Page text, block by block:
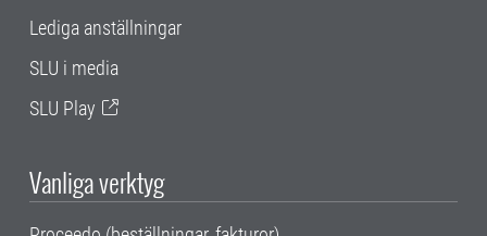
Lediga anställningar
SLU i media
SLU Play
Vanliga verktyg